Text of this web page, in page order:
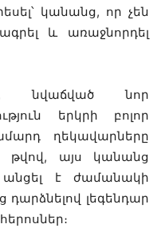
կանանց, որ չեն
և առաջնորդել
նվաճված նոր
երկրի բոլոր
ղեկավարները
թվով, այս կանանց
անցել է ժամանակի
դարձնելով լեգենդար